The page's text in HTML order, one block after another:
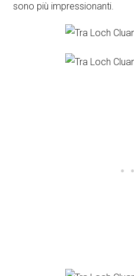
sono più impressionanti.